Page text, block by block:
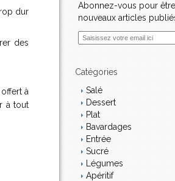
dur
des
à
à tout
Abonnez-vous pour
nouveaux articles
i Catégories
Salé
Dessert
Plat
Bavardages
Entrée
Sucré
Légumes
Apéritif